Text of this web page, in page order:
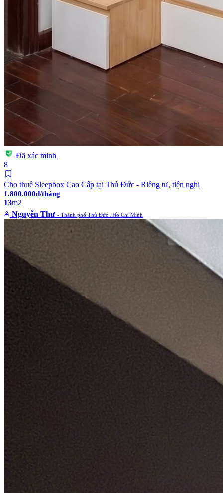
Đã xác minh
8
Cho thuê Sleepbox Cao Cấp tại Thủ Đức - Riêng tư, tiện nghi
1.800.000đ/tháng
13m2
Nguyễn Thư - Thành phố Thủ Đức . Hồ Chí Minh